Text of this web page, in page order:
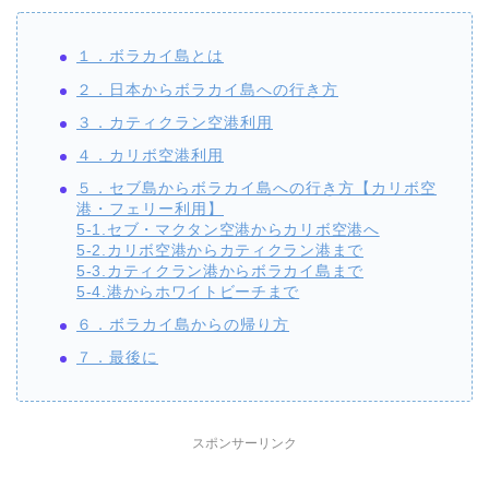
１．ボラカイ島とは
２．日本からボラカイ島への行き方
３．カティクラン空港利用
４．カリボ空港利用
５．セブ島からボラカイ島への行き方【カリボ空
港・フェリー利用】
5-1.セブ・マクタン空港からカリボ空港へ
5-2.カリボ空港からカティクラン港まで
5-3.カティクラン港からボラカイ島まで
5-4.港からホワイトビーチまで
６．ボラカイ島からの帰り方
７．最後に
スポンサーリンク